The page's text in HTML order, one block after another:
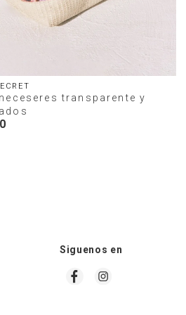
transparente y
Siguenos en